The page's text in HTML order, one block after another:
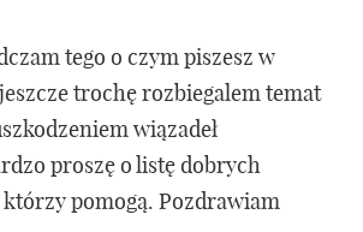
tego o czym piszesz w
trochę rozbiegalem temat
wiązadeł
proszę o listę dobrych
pomogą. Pozdrawiam